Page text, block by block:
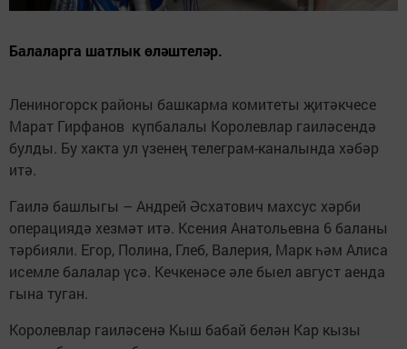
Балаларга шатлык өләштеләр.
Лениногорск районы башкарма комитеты җитәкчесе
Марат Гирфанов күпбалалы Королевлар гаиләсендә
булды. Бу хакта ул үзенең телеграм-каналында хәбәр
итә.
Гаилә башлыгы – Андрей Әсхатович махсус хәрби
операциядә хезмәт итә. Ксения Анатольевна 6 баланы
тәрбияли. Егор, Полина, Глеб, Валерия, Марк һәм Алиса
исемле балалар үсә. Кечкенәсе әле быел август аенда
гына туган.
Королевлар гаиләсенә Кыш бабай белән Кар кызы